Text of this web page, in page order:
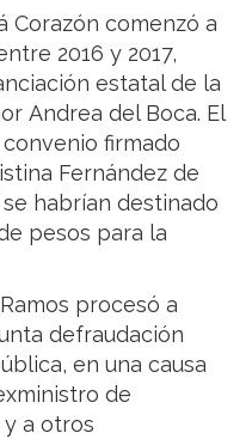
Corazón comenzó a
2016 y 2017,
estatal de la
Andrea del Boca. El
firmado
Fernández de
habrían destinado
pesos para la
procesó a
defraudación
en una causa
de
y a otros